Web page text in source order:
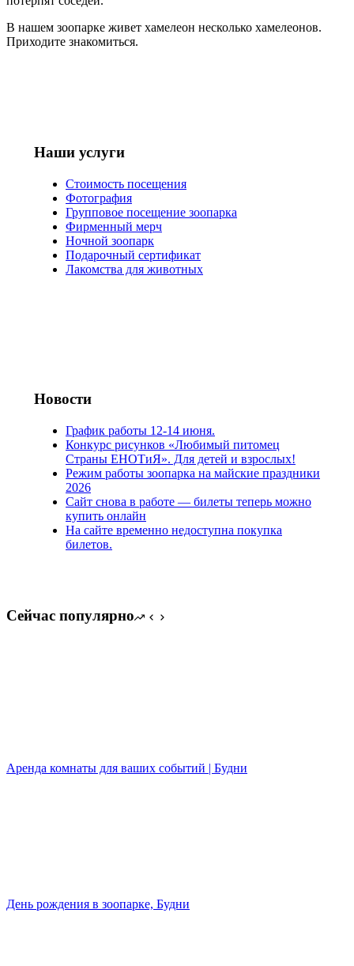
В нашем зоопарке живет хамелеон несколько хамелеонов.
Приходите знакомиться.
Наши услуги
Стоимость посещения
Фотография
Групповое посещение зоопарка
Фирменный мерч
Ночной зоопарк
Подарочный сертификат
Лакомства для животных
Новости
График работы 12-14 июня.
Конкурс рисунков «Любимый питомец
Страны ЕНОТиЯ». Для детей и взрослых!
Режим работы зоопарка на майские праздники
2026
Сайт снова в работе — билеты теперь можно
купить онлайн
На сайте временно недоступна покупка
билетов.
Сейчас популярно
Аренда комнаты для ваших событий | Будни
День рождения в зоопарке, Будни